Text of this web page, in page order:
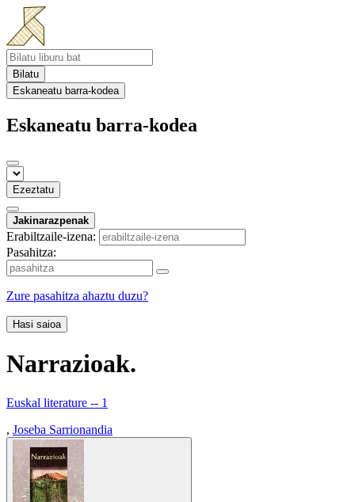
Bilatu
Eskaneatu barra-kodea
Eskaneatu barra-kodea
Ezeztatu
Jakinarazpenak
Erabiltzaile-izena:
Pasahitza:
Zure pasahitza ahaztu duzu?
Hasi saioa
Narrazioak.
Euskal literature -- 1
, Joseba Sarrionandia